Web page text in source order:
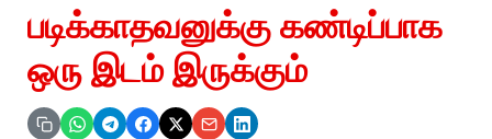
படிக்காதவனுக்கு கண்டிப்பாக
ஒரு இடம் இருக்கும்